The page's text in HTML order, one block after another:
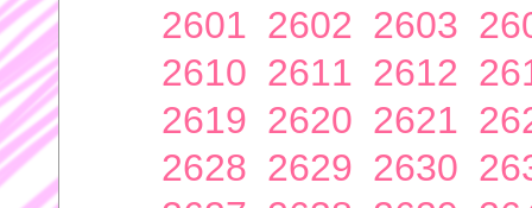
2601 2602 2603
2610 2611 2612
2619 2620 2621
2628 2629 2630